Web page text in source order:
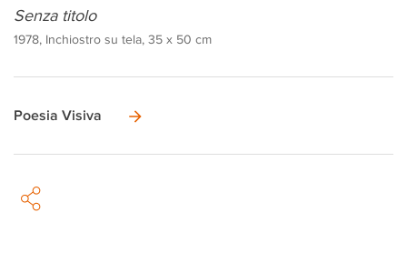
Senza titolo
1978, Inchiostro su tela, 35 x 50 cm
Poesia Visiva